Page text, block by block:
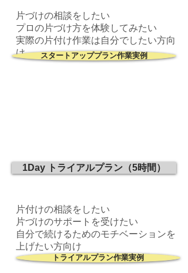
片づけの相談をしたい
プロの片づけ方を体験してみたい
実際の片付け作業は自分でしたい方向
け
スタートアッププラン作業実例
1Day トライアルプラン（5時間）
片付けの相談をしたい
​片づけのサポートを受けたい
自分で続けるためのモチベーションを
上げたい方向け
トライアルプラン作業実例